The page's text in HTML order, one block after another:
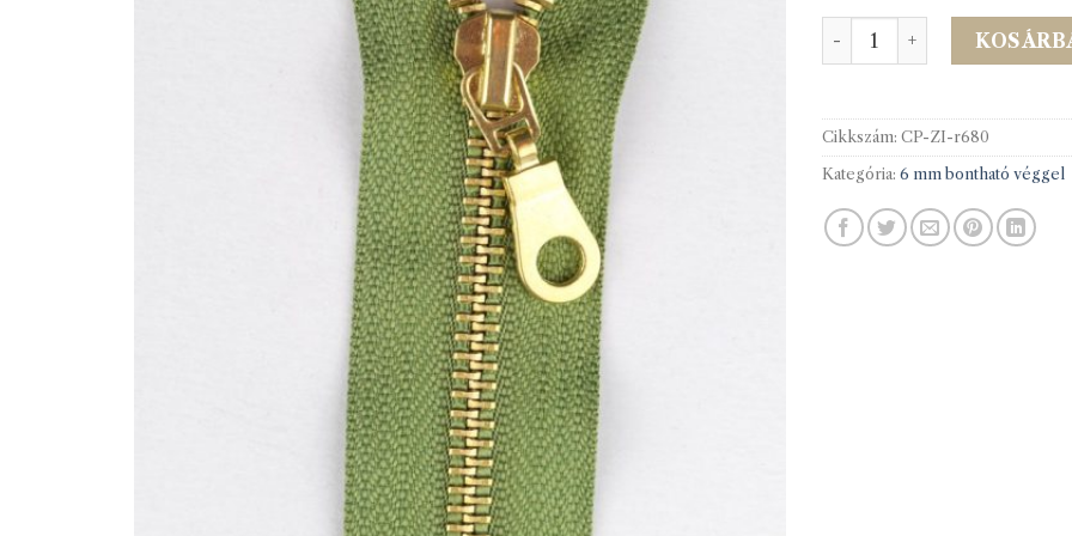
R60(vt10) Réz cipzár
Cikkszám: CP-ZI-r680
Kategória: 6 mm bontható véggel